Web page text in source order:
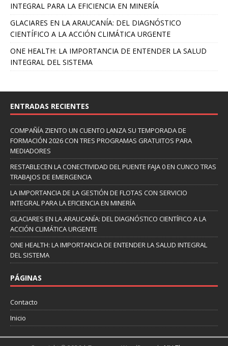
INTEGRAL PARA LA EFICIENCIA EN MINERÍA
GLACIARES EN LA ARAUCANÍA: DEL DIAGNÓSTICO
CIENTÍFICO A LA ACCIÓN CLIMÁTICA URGENTE
ONE HEALTH: LA IMPORTANCIA DE ENTENDER LA SALUD
INTEGRAL DEL SISTEMA
ENTRADAS RECIENTES
COMPAÑÍA ZIENTO UN CUENTO LANZA SU TEMPORADA DE
FORMACIÓN 2026 CON TRES PROGRAMAS GRATUITOS PARA
MEDIADORES
RESTABLECEN LA CONECTIVIDAD DEL PUENTE FAJA 0 EN CUNCO TRAS
TRABAJOS DE EMERGENCIA
LA IMPORTANCIA DE LA GESTIÓN DE FLOTAS CON SERVICIO
INTEGRAL PARA LA EFICIENCIA EN MINERÍA
GLACIARES EN LA ARAUCANÍA: DEL DIAGNÓSTICO CIENTÍFICO A LA
ACCIÓN CLIMÁTICA URGENTE
ONE HEALTH: LA IMPORTANCIA DE ENTENDER LA SALUD INTEGRAL
DEL SISTEMA
PÁGINAS
Contacto
Inicio